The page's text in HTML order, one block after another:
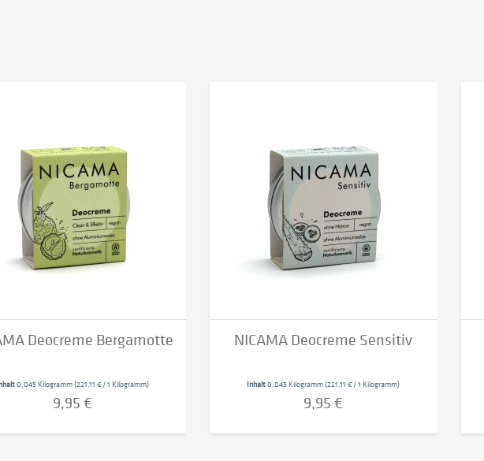
Deocreme Bergamotte
0.045 Kilogramm(221,11 € / 1 Kilogramm)
9,95 €
NICAMA Deocreme Sensitiv
Inhalt0.045 Kilogramm(221,11 € / 1 Kilogramm)
9,95 €